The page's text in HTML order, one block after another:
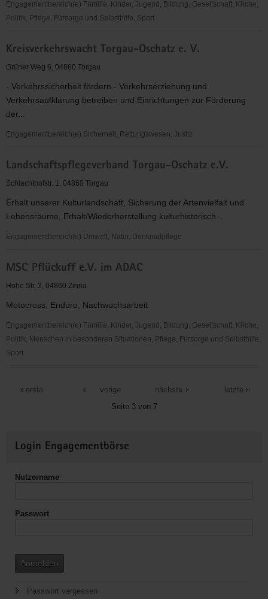
Engagementbereich(e) Familie, Kinder, Jugend, Bildung, Gesellschaft, Kirche,
Politik, Pflege, Fürsorge und Selbsthilfe, Sport
für
Kinder
Jugendliche
Kreisverkehrswacht Torgau-Oschatz e. V.
Grüner Weg 6, 04860 Torgau
- Verkehrssicherheit fördern - Verkehrserziehung und
Verkehrsaufklärung betreiben und Einrichtungen zur Förderung
der...
Engagementbereich(e) Sicherheit, Rettungswesen, Justiz
Torgau-
Oschatz
V.
Landschaftspflegeverband Torgau-Oschatz e.V.
Schlachthofstr. 1, 04860 Torgau
Erhalt unserer Kulturlandschaft, Sicherung der Artenvielfalt und
Lebensräume, Erhalt/Wiederherstellung kulturhistorisch...
Engagementbereich(e) Umwelt, Natur, Denkmalpflege
Torgau-
Oschatz
MSC Pflückuff e.V. im ADAC
Hohe Str. 3, 04860 Zinna
Motocross, Enduro, Nachwuchsarbeit
Engagementbereich(e) Familie, Kinder, Jugend, Bildung, Gesellschaft, Kirche,
Politik, Menschen in besonderen Situationen, Pflege, Fürsorge und Selbsthilfe,
Sport
Pflückuff
erste
vorige
Seite 3 von 7
nächste letzte
Informationen
Login Engagementbörse
Nutzername
Passwort
Anmelden
Passwort vergessen